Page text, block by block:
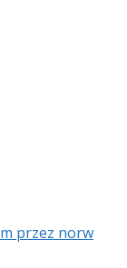
przez norw